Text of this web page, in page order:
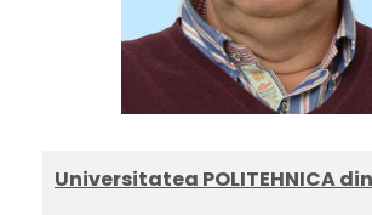
Universitatea POLITEHNICA